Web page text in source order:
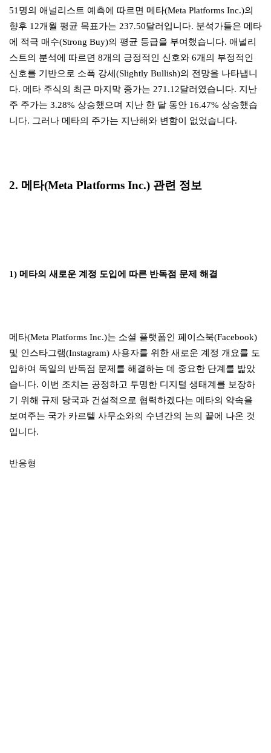
51명의 애널리스트 예측에 따르면 메타(Meta Platforms Inc.)의
향후 12개월 평균 목표가는 237.50달러입니다. 분석가들은 메타
에 적극 매수(Strong Buy)의 평균 등급을 부여했습니다. 애널리
스트의 분석에 따르면 8개의 긍정적인 신호와 6개의 부정적인
신호를 기반으로 소폭 강세(Slightly Bullish)의 전망을 나타냅니
다. 메타 주식의 최근 마지막 종가는 271.12달러였습니다. 지난
주 주가는 3.28% 상승했으며 지난 한 달 동안 16.47% 상승했습
니다. 그러나 메타의 주가는 지난해와 변함이 없었습니다.
2. 메타(Meta Platforms Inc.) 관련 정보
1) 메타의 새로운 계정 도입에 따른 반독점 문제 해결
메타(Meta Platforms Inc.)는 소셜 플랫폼인 페이스북(Facebook)
및 인스타그램(Instagram) 사용자를 위한 새로운 계정 개요를 도
입하여 독일의 반독점 문제를 해결하는 데 중요한 단계를 밟았
습니다. 이번 조치는 공정하고 투명한 디지털 생태계를 보장하
기 위해 규제 당국과 건설적으로 협력하겠다는 메타의 약속을
보여주는 국가 카르텔 사무소와의 수년간의 논의 끝에 나온 것
입니다.
반응형